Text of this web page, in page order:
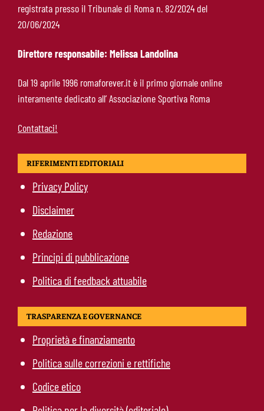
Molina-Roma, arrivo oggi: il passaporto può
sbloccare un altro colpo
registrata presso il Tribunale di Roma n. 82/2024 del
20/06/2024
Direttore responsabile: Melissa Landolina
Dal 19 aprile 1996 romaforever.it è il primo giornale online
interamente dedicato all’ Associazione Sportiva Roma
Contattaci!
RIFERIMENTI EDITORIALI
Privacy Policy
Disclaimer
Redazione
Principi di pubblicazione
Politica di feedback attuabile
TRASPARENZA E GOVERNANCE
Proprietà e finanziamento
Politica sulle correzioni e rettifiche
Codice etico